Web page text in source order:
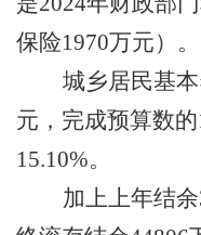
保险1970万元） 。
城乡居民基
元 ， 完成预算数的
15.10%。
加上上年结余